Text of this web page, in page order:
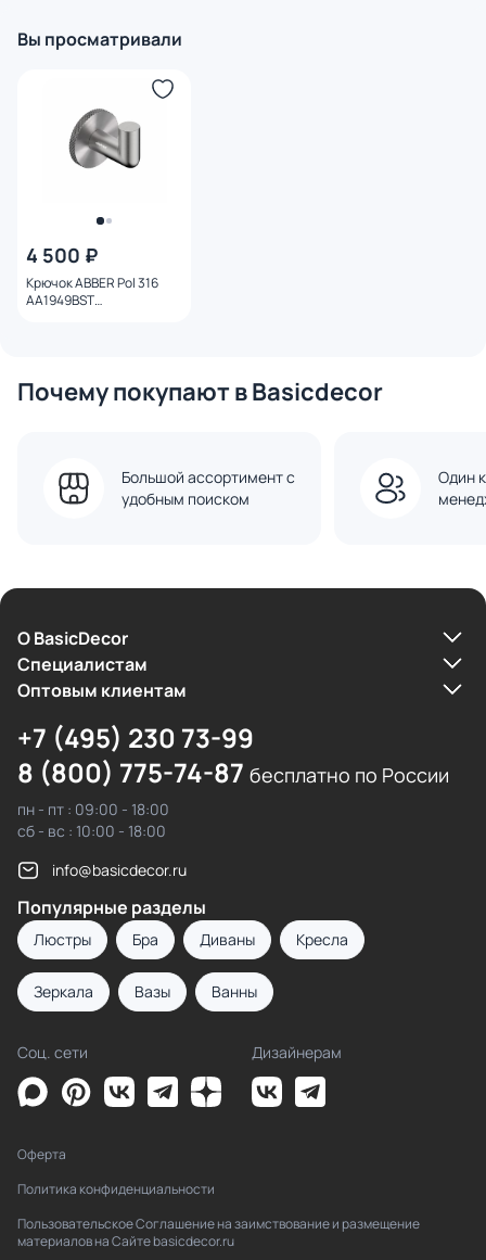
Вы просматривали
4 500 ₽
Крючок ABBER Pol 316
AA1949BST
Почему покупают в Basicdecor
Большой ассортимент с
удобным поиском
Один
О BasicDecor
Cпециалистам
Оптовым клиентам
+7 (495) 230 73-99
8 (800) 775-74-87 бесплатно по России
пн - пт : 09:00 - 18:00
сб - вс : 10:00 - 18:00
info@basicdecor.ru
Популярные разделы
Люстры Бра Диваны Кресла
Зеркала Вазы Ванны
Соц. сети Дизайнерам
Оферта
Политика конфиденциальности
Пользовательское Соглашение на заимствование и размещение
материалов на Сайте basicdecor.ru